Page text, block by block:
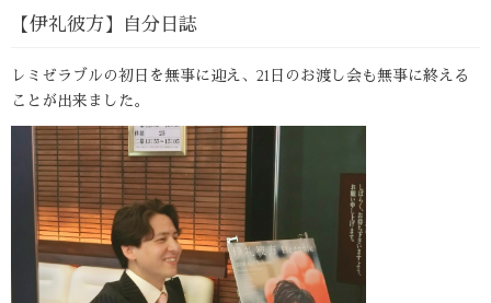
【伊礼彼方】自分日誌
レミゼラブルの初日を無事に迎え、21日のお渡し会も無事に終える
ことが出来ました。